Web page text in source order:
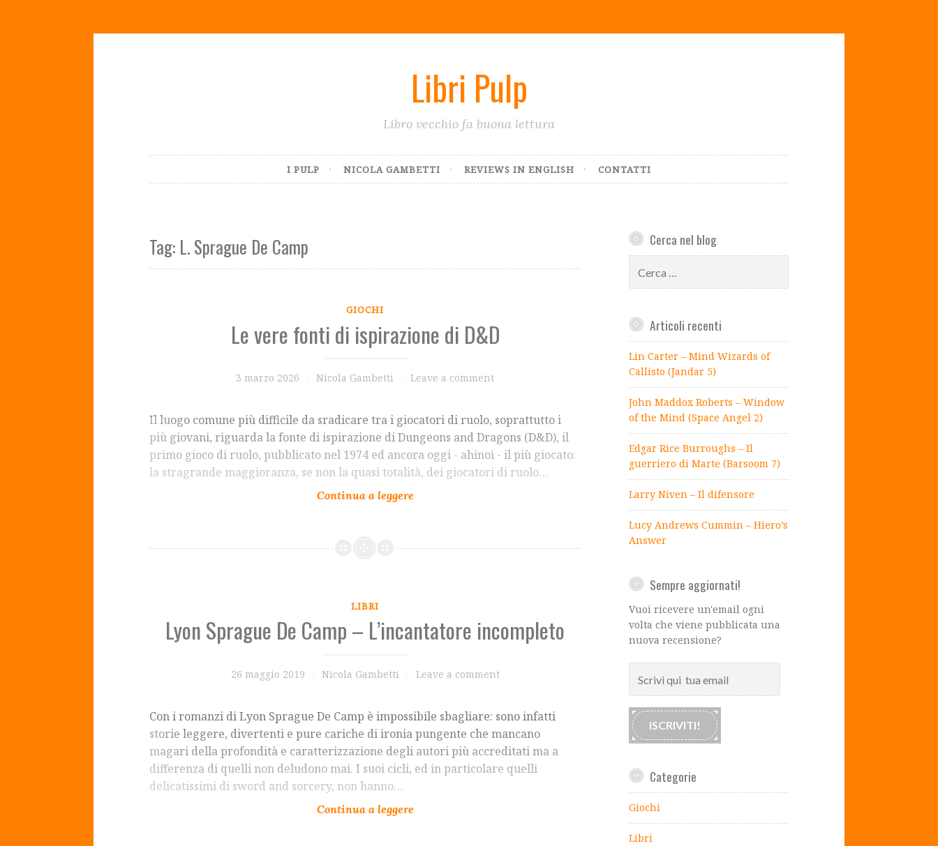
Libri Pulp
Libro vecchio fa buona lettura
I PULP NICOLA GAMBETTI REVIEWS IN ENGLISH CONTATTI
Tag: L. Sprague De Camp
GIOCHI
Le vere fonti di ispirazione di D&D
3 marzo 2026 Nicola Gambetti Leave a comment
Il luogo comune più difficile da sradicare tra i giocatori di ruolo, soprattutto i
più giovani, riguarda la fonte di ispirazione di Dungeons and Dragons (D&D), il
primo gioco di ruolo, pubblicato nel 1974 ed ancora oggi - ahinoi - il più giocato:
la stragrande maggioranza, se non la quasi totalità, dei giocatori di ruolo…
LIBRI
Lyon Sprague De Camp – L’incantatore incompleto
26 maggio 2019 Nicola Gambetti Leave a comment
Con i romanzi di Lyon Sprague De Camp è impossibile sbagliare: sono infatti
storie leggere, divertenti e pure cariche di ironia pungente che mancano
magari della profondità e caratterizzazione degli autori più accreditati ma a
differenza di quelli non deludono mai. I suoi cicli, ed in particolare quelli
delicatissimi di sword and sorcery, non hanno…
Cerca nel blog
per:
Articoli recenti
Lin Carter – Mind Wizards of
Callisto (Jandar 5)
John Maddox Roberts – Window
of the Mind (Space Angel 2)
Edgar Rice Burroughs – Il
guerriero di Marte (Barsoom 7)
Larry Niven – Il difensore
Lucy Andrews Cummin – Hiero’s
Answer
Sempre aggiornati!
Vuoi ricevere un'email ogni
volta che viene pubblicata una
nuova recensione?
qui
tua
email
ISCRIVITI!
Categorie
Giochi
Libri